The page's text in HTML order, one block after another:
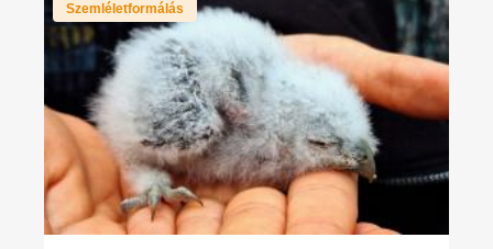
Szemléletformálás